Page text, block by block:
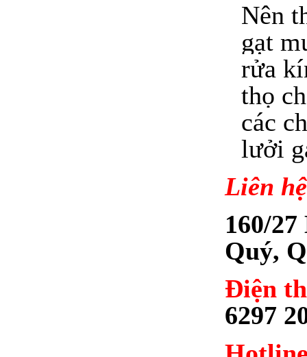
Nên
gạt
rửa
thọ
các
lưởi
Liên
160/
Quý,
Điện
6297